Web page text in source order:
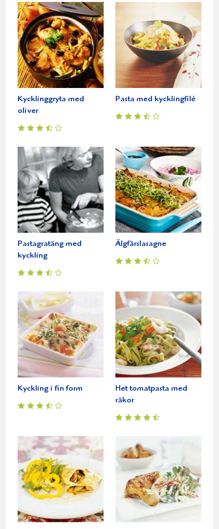
Kycklinggryta med
oliver
Pasta med kycklingfilé
Pastagratäng med
kyckling
Älgfärslasagne
Kyckling i fin form
Het tomatpasta med
räkor